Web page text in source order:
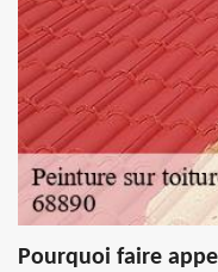
Pourquoi faire